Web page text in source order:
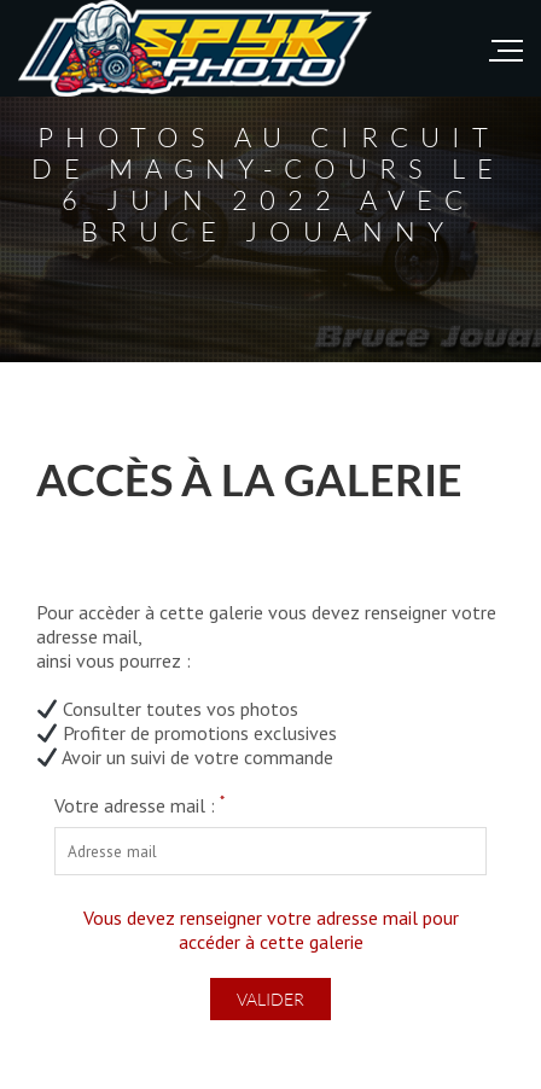
PHOTOS AU CIRCUIT
DE MAGNY-COURS LE
6 JUIN 2022 AVEC
BRUCE JOUANNY
ACCÈS À LA GALERIE
Pour accèder à cette galerie vous devez renseigner votre
adresse mail,
ainsi vous pourrez :
Consulter toutes vos photos
Profiter de promotions exclusives
Avoir un suivi de votre commande
Votre adresse mail : *
Vous devez renseigner votre adresse mail pour
accéder à cette galerie